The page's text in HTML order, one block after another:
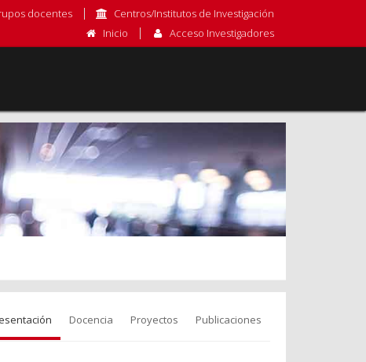
docentes
Centros/Institutos de Investigación
Inicio
Acceso Investigadores
Docencia Proyectos Publicaciones